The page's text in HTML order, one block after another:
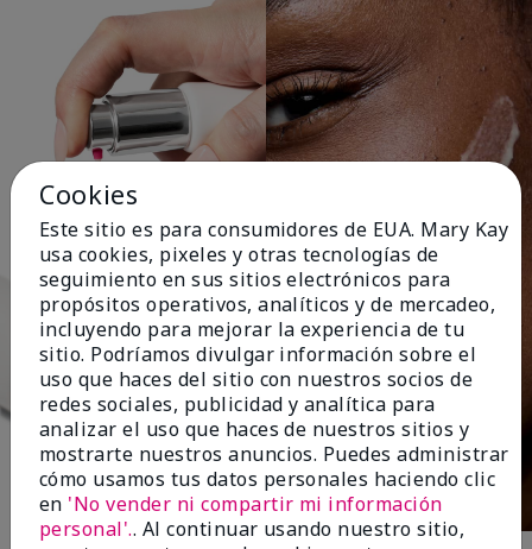
Cookies
Este sitio es para consumidores de EUA. Mary Kay
usa cookies, pixeles y otras tecnologías de
seguimiento en sus sitios electrónicos para
propósitos operativos, analíticos y de mercadeo,
incluyendo para mejorar la experiencia de tu
sitio. Podríamos divulgar información sobre el
uso que haces del sitio con nuestros socios de
redes sociales, publicidad y analítica para
analizar el uso que haces de nuestros sitios y
mostrarte nuestros anuncios. Puedes administrar
cómo usamos tus datos personales haciendo clic
en 'No vender ni compartir mi información
personal'.. Al continuar usando nuestro sitio,